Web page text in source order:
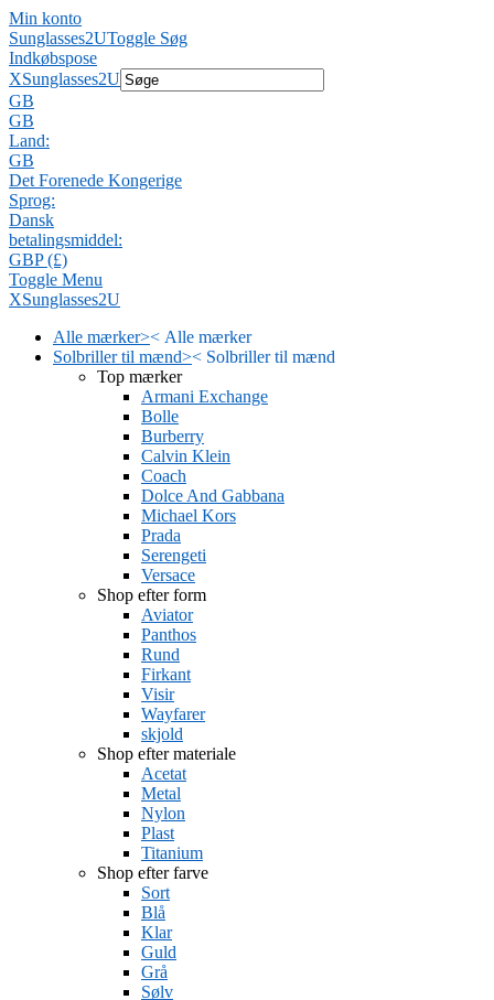
Min konto
Sunglasses2UToggle Søg
Indkøbspose
XSunglasses2U
GB
GB
Land:
GB
Det Forenede Kongerige
Sprog:
Dansk
betalingsmiddel:
GBP (£)
Toggle Menu
XSunglasses2U
Alle mærker>< Alle mærker
Solbriller til mænd>< Solbriller til mænd
Top mærker
Armani Exchange
Bolle
Burberry
Calvin Klein
Coach
Dolce And Gabbana
Michael Kors
Prada
Serengeti
Versace
Shop efter form
Aviator
Panthos
Rund
Firkant
Visir
Wayfarer
skjold
Shop efter materiale
Acetat
Metal
Nylon
Plast
Titanium
Shop efter farve
Sort
Blå
Klar
Guld
Grå
Sølv